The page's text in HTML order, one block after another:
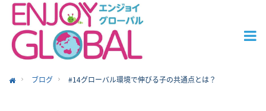
ブログ #14グローバル環境で伸びる子の共通点とは？